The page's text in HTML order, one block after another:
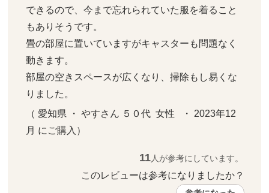
できるので、今まで忘れられていた服を着ること
もありそうです。
畳の部屋に置いていますがキャスターも問題なく
動きます。
部屋の空きスペースが広くなり、掃除もし易くな
りました。
（ 愛知県 ・ やすさん ５０代  女性   ・ 2023年12
月 にご購入）
11人が参考にしています。
このレビューは参考になりましたか？